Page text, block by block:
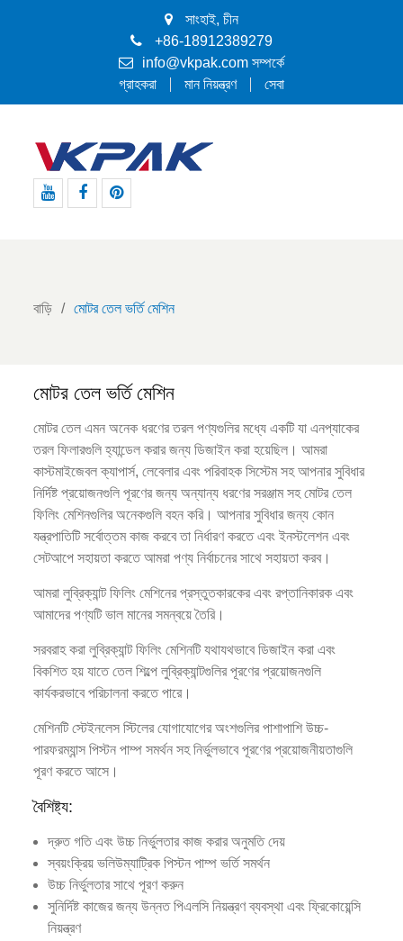
সাংহাই, চীন
+86-18912389279
info@vkpak.com সম্পর্কে
গ্রাহকরা
মান নিয়ন্ত্রণ সেবা
বাড়ি মোটর তেল ভর্তি মেশিন
মোটর তেল ভর্তি মেশিন
মোটর তেল এমন অনেক ধরণের তরল পণ্যগুলির মধ্যে একটি যা এনপ্যাকের
তরল ফিলারগুলি হ্যান্ডেল করার জন্য ডিজাইন করা হয়েছিল। আমরা
কাস্টমাইজেবল ক্যাপার্স, লেবেলার এবং পরিবাহক সিস্টেম সহ আপনার সুবিধার
নির্দিষ্ট প্রয়োজনগুলি পূরণের জন্য অন্যান্য ধরণের সরঞ্জাম সহ মোটর তেল
ফিলিং মেশিনগুলির অনেকগুলি বহন করি। আপনার সুবিধার জন্য কোন
যন্ত্রপাতিটি সর্বোত্তম কাজ করবে তা নির্ধারণ করতে এবং ইনস্টলেশন এবং
সেটআপে সহায়তা করতে আমরা পণ্য নির্বাচনের সাথে সহায়তা করব।
আমরা লুব্রিক্যান্ট ফিলিং মেশিনের প্রস্তুতকারকের এবং রপ্তানিকারক এবং
আমাদের পণ্যটি ভাল মানের সমন্বয়ে তৈরি।
সরবরাহ করা লুব্রিক্যান্ট ফিলিং মেশিনটি যথাযথভাবে ডিজাইন করা এবং
বিকশিত হয় যাতে তেল শিল্পে লুব্রিক্যান্টগুলির পূরণের প্রয়োজনগুলি
কার্যকরভাবে পরিচালনা করতে পারে।
মেশিনটি স্টেইনলেস স্টিলের যোগাযোগের অংশগুলির পাশাপাশি উচ্চ-
পারফরম্যান্স পিস্টন পাম্প সমর্থন সহ নির্ভুলভাবে পূরণের প্রয়োজনীয়তাগুলি
পূরণ করতে আসে।
বৈশিষ্ট্য:
দ্রুত গতি এবং উচ্চ নির্ভুলতার কাজ করার অনুমতি দেয়
স্বয়ংক্রিয় ভলিউম্যাট্রিক পিস্টন পাম্প ভর্তি সমর্থন
উচ্চ নির্ভুলতার সাথে পূরণ করুন
সুনির্দিষ্ট কাজের জন্য উন্নত পিএলসি নিয়ন্ত্রণ ব্যবস্থা এবং ফ্রিকোয়েন্সি
নিয়ন্ত্রণ